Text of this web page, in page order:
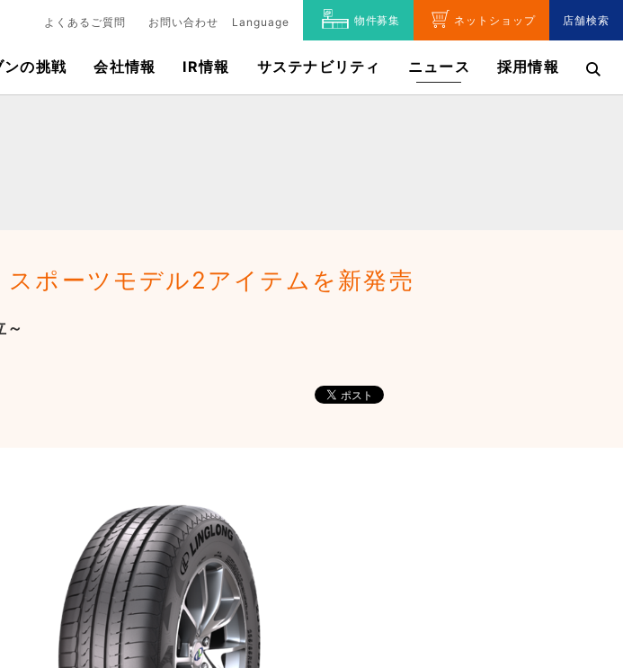
ポーツモデル2アイテムを新発売
～
よくあるご質問 お問い合わせ Language 物件募集 ネットショップ 店舗検索
ンの挑戦 会社情報 IR情報 サステナビリティ ニュース 採用情報